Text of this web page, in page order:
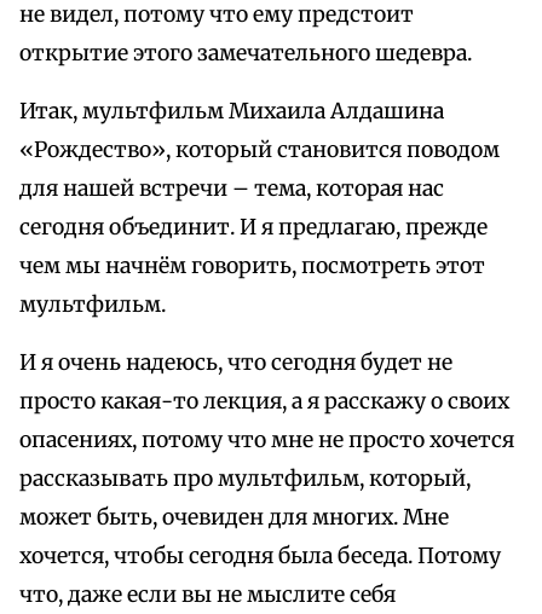
не видел, потому что ему предстоит
открытие этого замечательного шедевра.
Итак, мультфильм Михаила Алдашина
«Рождество», который становится поводом
для нашей встречи – тема, которая нас
сегодня объединит. И я предлагаю, прежде
чем мы начнём говорить, посмотреть этот
мультфильм.
И я очень надеюсь, что сегодня будет не
просто какая-то лекция, а я расскажу о своих
опасениях, потому что мне не просто хочется
рассказывать про мультфильм, который,
может быть, очевиден для многих. Мне
хочется, чтобы сегодня была беседа. Потому
что, даже если вы не мыслите себя